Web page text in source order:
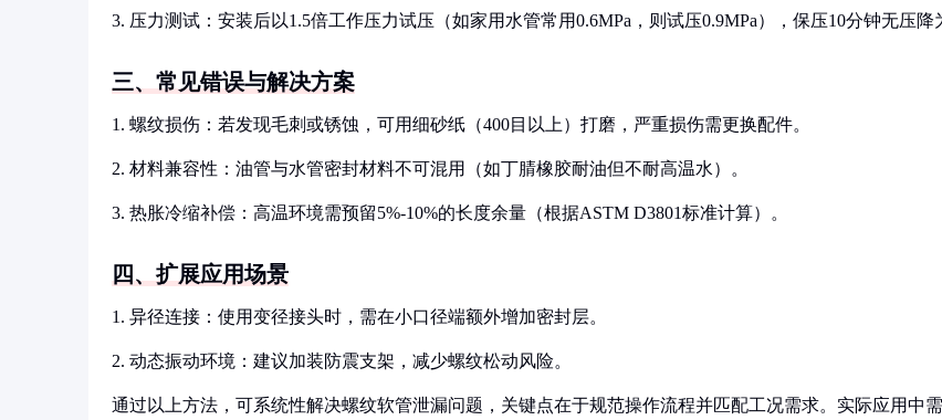
3. 压力测试：安装后以1.5倍工作压力试压（如家用水管常用0.6MPa，则试压0.9MPa），保压10分钟无压降
三、常见错误与解决方案
1. 螺纹损伤：若发现毛刺或锈蚀，可用细砂纸（400目以上）打磨，严重损伤需更换配件。
2. 材料兼容性：油管与水管密封材料不可混用（如丁腈橡胶耐油但不耐高温水）。
3. 热胀冷缩补偿：高温环境需预留5%-10%的长度余量（根据ASTM D3801标准计算）。
四、扩展应用场景
1. 异径连接：使用变径接头时，需在小口径端额外增加密封层。
2. 动态振动环境：建议加装防震支架，减少螺纹松动风险。
通过以上方法，可系统性解决螺纹软管泄漏问题，关键点在于规范操作流程并匹配工况需求。实际应用中